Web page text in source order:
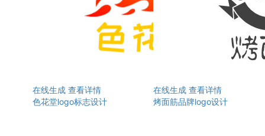
在线生成 查看详情
色花堂logo标志设计
在线生成 查看详情
烤面筋品牌logo设计